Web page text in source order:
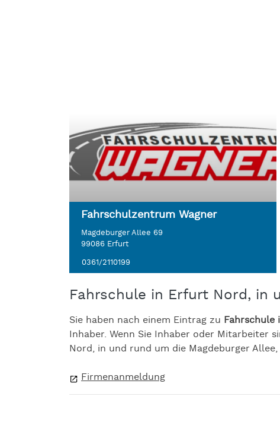
Fahrschulzentrum Wagner
Magdeburger Allee 69
99086 Erfurt
0361/2110199
Fahrschule in Erfurt Nord, in
Sie haben nach einem Eintrag zu Fahrschule
Inhaber. Wenn Sie Inhaber oder Mitarbeiter
Nord, in und rund um die Magdeburger Allee,
Firmenanmeldung